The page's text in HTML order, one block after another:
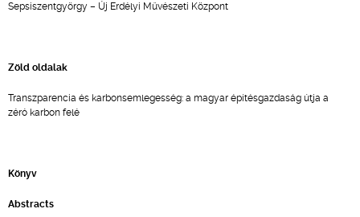
Sepsiszentgyörgy – Új Erdélyi Művészeti Központ
Zöld oldalak
Transzparencia és karbonsemlegesség: a magyar építésgazdaság útja a
zéró karbon felé
Könyv
Abstracts